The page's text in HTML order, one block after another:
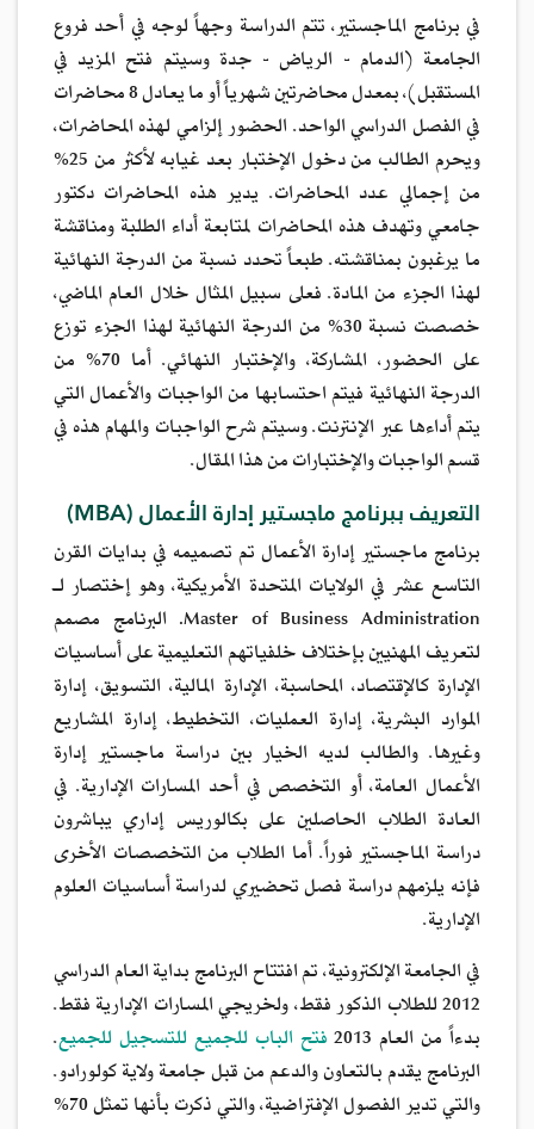
في برنامج الماجستير، تتم الدراسة وجهاً لوجه في أحد فروع
الجامعة (الدمام - الرياض - جدة وسيتم فتح المزيد في
المستقبل)، بمعدل محاضرتين شهرياً أو ما يعادل 8 محاضرات
في الفصل الدراسي الواحد. الحضور إلزامي لهذه المحاضرات،
ويحرم الطالب من دخول الإختبار بعد غيابه لأكثر من 25%
من إجمالي عدد المحاضرات. يدير هذه المحاضرات دكتور
جامعي وتهدف هذه المحاضرات لمتابعة أداء الطلبة ومناقشة
ما يرغبون بمناقشته. طبعاً تحدد نسبة من الدرجة النهائية
لهذا الجزء من المادة. فعلى سبيل المثال خلال العام الماضي،
خصصت نسبة 30% من الدرجة النهائية لهذا الجزء توزع
على الحضور، المشاركة، والإختبار النهائي. أما 70% من
الدرجة النهائية فيتم احتسابها من الواجبات والأعمال التي
يتم أداءها عبر الإنترنت. وسيتم شرح الواجبات والمهام هذه في
قسم الواجبات والإختبارات من هذا المقال.
التعريف ببرنامج ماجستير إدارة الأعمال (MBA)
برنامج ماجستير إدارة الأعمال تم تصميمه في بدايات القرن
التاسع عشر في الولايات المتحدة الأمريكية، وهو إختصار لـ
Master of Business Administration. البرنامج مصمم
لتعريف المهنيين بإختلاف خلفياتهم التعليمية على أساسيات
الإدارة كالإقتصاد، المحاسبة، الإدارة المالية، التسويق، إدارة
الموارد البشرية، إدارة العمليات، التخطيط، إدارة المشاريع
وغيرها. والطالب لديه الخيار بين دراسة ماجستير إدارة
الأعمال العامة، أو التخصص في أحد المسارات الإدارية. في
العادة الطلاب الحاصلين على بكالوريس إداري يباشرون
دراسة الماجستير فوراً. أما الطلاب من التخصصات الأخرى
فإنه يلزمهم دراسة فصل تحضيري لدراسة أساسيات العلوم
الإدارية.
في الجامعة الإلكترونية، تم افتتاح البرنامج بداية العام الدراسي
2012 للطلاب الذكور فقط، ولخريجي المسارات الإدارية فقط.
بدءاً من العام 2013 فتح الباب للجميع للتسجيل للجميع.
البرنامج يقدم بالتعاون والدعم من قبل جامعة ولاية كولورادو.
والتي تدير الفصول الإفتراضية، والتي ذكرت بأنها تمثل 70%